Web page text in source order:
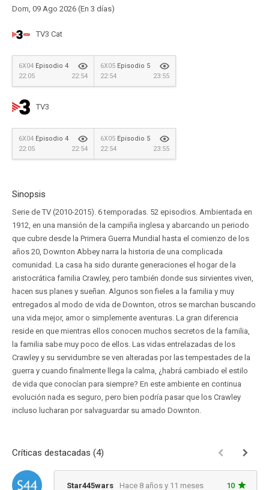
Dom, 09 Ago 2026 (En 3 días)
TV3 Cat
6X04 Episodio 4
22:05
22:54
6X05 Episodio 5
22:54
23:55
TV3
6X04 Episodio 4
22:05
22:54
6X05 Episodio 5
22:54
23:55
Sinopsis
Serie de TV (2010-2015). 6 temporadas. 52 episodios. Ambientada en
1912, en una mansión de la campiña inglesa y abarcando un periodo
que cubre desde la Primera Guerra Mundial hasta el comienzo de los
años 20, Downton Abbey narra la historia de una complicada
comunidad. La casa ha sido durante generaciones el hogar de la
aristocrática familia Crawley, pero también donde sus sirvientes viven,
hacen sus planes y sueñan. Algunos son fieles a la familia y muy
entregados al modo de vida de Downton, otros se marchan buscando
una vida mejor, amor o simplemente aventuras. La gran diferencia
reside en que mientras ellos conocen muchos secretos de la familia,
la familia sabe muy poco de ellos. Las vidas entrelazadas de los
Crawley y su servidumbre se ven alteradas por las tempestades de la
guerra y cuando finalmente llega la calma, ¿habrá cambiado el estilo
de vida que conocían para siempre? En este ambiente en continua
evolución nada es seguro, pero bien podría pasar que los Crawley
incluso lucharan por salvaguardar su amado Downton.
Críticas destacadas (4)
Star445wars Hace 8 años y 11 meses 10